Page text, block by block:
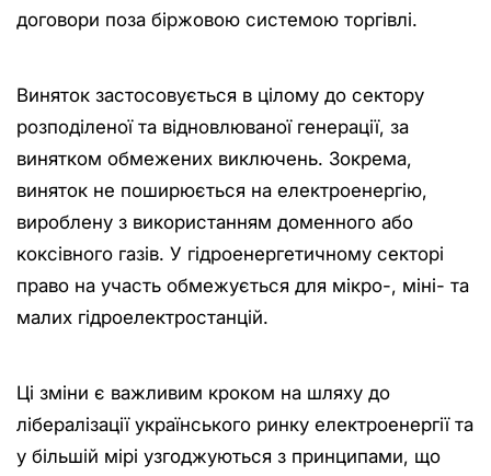
договори поза біржовою системою торгівлі.
Виняток застосовується в цілому до сектору
розподіленої та відновлюваної генерації, за
винятком обмежених виключень. Зокрема,
виняток не поширюється на електроенергію,
вироблену з використанням доменного або
коксівного газів. У гідроенергетичному секторі
право на участь обмежується для мікро-, міні- та
малих гідроелектростанцій.
Ці зміни є важливим кроком на шляху до
лібералізації українського ринку електроенергії та
у більшій мірі узгоджуються з принципами, що